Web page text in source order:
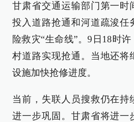
甘肃省交通运输部门第一时
投入道路抢通和河道疏浚任
险救灾“生命线”。9日18时
村道路实现抢通。当地还将
设施加快抢修进度。
当前，失联人员搜救仍在持
进一步巩固。甘肃省将进一